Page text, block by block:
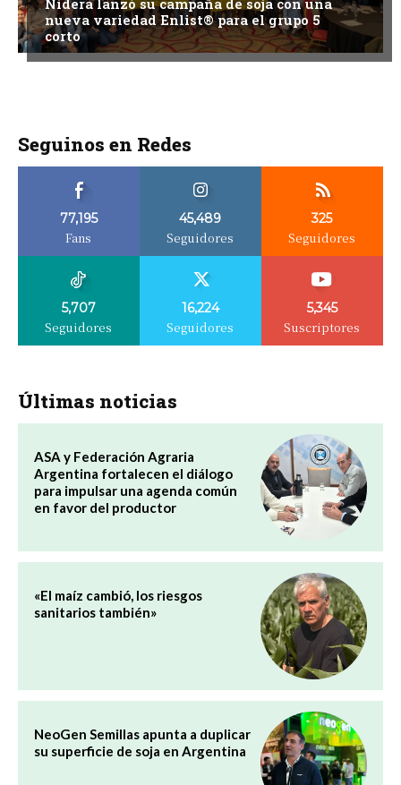
nueva variedad Enlist® para el grupo 5
corto
Seguinos en Redes
77,195
Fans
45,489
Seguidores
325
Seguidores
5,707
Seguidores
16,224
Seguidores
5,345
Suscriptores
Últimas noticias
ASA y Federación Agraria
Argentina fortalecen el diálogo
para impulsar una agenda común
en favor del productor
«El maíz cambió, los riesgos
sanitarios también»
NeoGen Semillas apunta a duplicar
su superficie de soja en Argentina